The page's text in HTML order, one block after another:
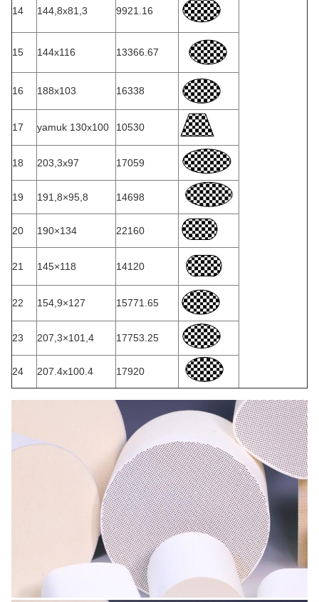
14 144,8x81,3 9921.16
15 144x116 13366.67
16 188x103 16338
17 yamuk 130x100 10530
18 203,3x97 17059
19 191,8×95,8 14698
20 190×134 22160
21 145×118 14120
22 154,9×127 15771.65
23 207,3×101,4 17753.25
24 207.4x100.4 17920